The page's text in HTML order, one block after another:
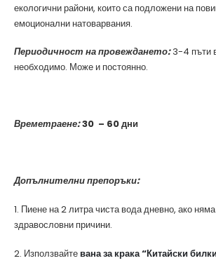
екологични райони, които са подложени на
емоционални натоварвания.
Периодичност на провеждането:3-4 пъти
необходимо. Може и постоянно.
Времетраене:30 – 60 дни
Допълнителни препоръки:
1. Пиене на 2 литра чиста вода дневно, ако
здравословни причини.
2. Използвайте вана за крака “Китайски